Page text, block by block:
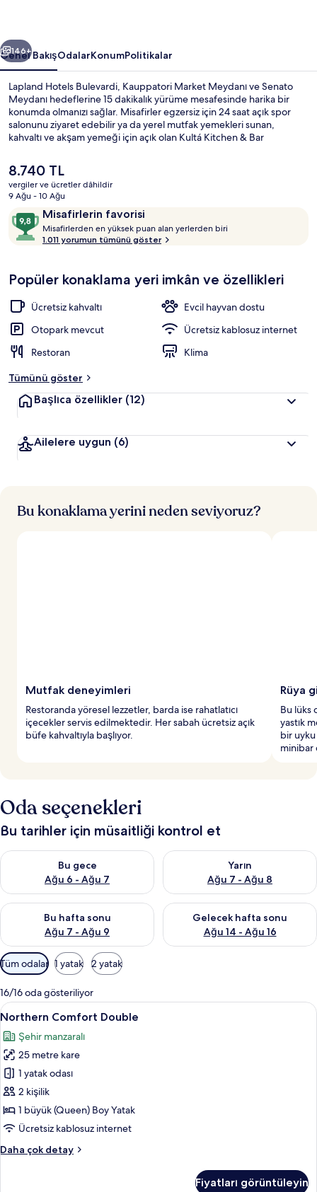
Sonraki
146+
Genel BakışOdalarKonumPolitikalar
Lapland Hotels Bulevardi, Kauppatori Market Meydanı ve Senato
Meydanı hedeflerine 15 dakikalık yürüme mesafesinde harika bir
konumda olmanızı sağlar. Misafirler egzersiz için 24 saat açık spor
salonunu ziyaret edebilir ya da yerel mutfak yemekleri sunan,
kahvaltı ve akşam yemeği için açık olan Kultá Kitchen & Bar
Olimpiyat Stadyumu hedefine kısa bir sürüş mesafesindedir.
Misafirler yardıma hazır personel ve konaklama yerinin genel
durumu ile ilgili harika yorumlarda bulunuyor. Toplu taşımaya kısa bir
yürüyüşle ulaşılabilir, Aleksanterin Teatteri İstasyonu yakındır ve
Fredrikinkatu İstasyonu 2 dakikalık yürüme mesafesindedir.
Şu
anki
fiyat
8.740 TL
vergiler ve ücretler dâhildir
9 Ağu - 10 Ağu
YorumlarMisafirlerin favorisi
10
üzerinden
9,8,
favorisi
Misafirlerden en yüksek puan alan yerlerden biri
f
r
e
k
e
r
1.011 yorumun tümünü göster
Popüler konaklama yeri imkân ve özellikleri
Ücretsiz kahvaltı
Evcil hayvan dostu
Otopark mevcut
Ücretsiz kablosuz internet
Restoran
Klima
Tümünü göster
Başlıca özellikler (12)
Ailelere uygun (6)
Bu konaklama yerini neden seviyoruz?
Mutfak deneyimleri
Restoranda yöresel lezzetler, barda ise rahatlatıcı
içecekler servis edilmektedir. Her sabah ücretsiz açık
büfe kahvaltıyla başlıyor.
Rüya
Bu lüks
yastık
bir
minibar
Oda seçenekleri
Bu tarihler için müsaitliği kontrol et
Bu gece
Ağu 6 - Ağu 7
Bu gece için müsaitliği kontrol et Ağu 6 - Ağu 7
Yarın
Ağu 7 - Ağu 8
Yarın için müsaitliği kontrol
Bu hafta sonu
Ağu 7 - Ağu 9
Bu hafta sonu için müsaitliği kontrol et Ağu 7 - Ağu 9
Gelecek hafta sonu
Ağu 14 - Ağu 16
Önümüzdeki hafta sonu için
Odalar
için
mevcut
filtreler
Tüm odalar 1 yatak 2 yatak
16/16 oda gösteriliyor
Northern
Comfort
Double
için
tüm
fotoğrafları
görün
Kaliteli yatak takımı, memory foam
11
Northern Comfort Double
Şehir manzaralı
25 metre kare
1 yatak odası
2 kişilik
1 büyük (Queen) Boy Yatak
Ücretsiz kablosuz internet
Daha çok detay
Northern
Fiyatları görüntüleyin